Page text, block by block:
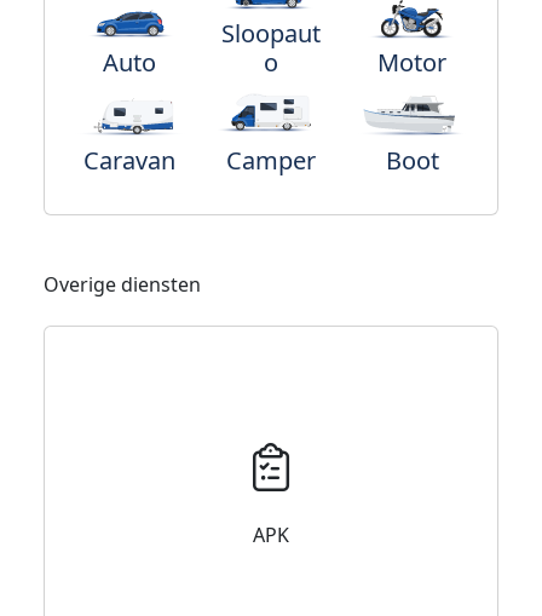
Auto
Sloopaut
o
Motor
Caravan Camper Boot
Overige diensten
APK